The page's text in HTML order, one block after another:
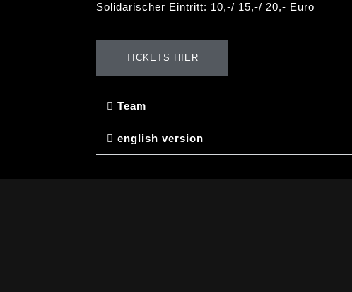
Solidarischer Eintritt: 10,-/ 15,-/ 20,- Euro
TICKETS HIER
Team
english version